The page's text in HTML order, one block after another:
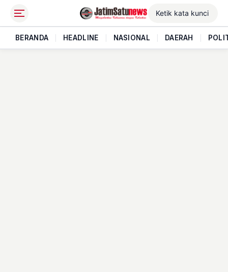
BERANDA HEADLINE NASIONAL DAERAH